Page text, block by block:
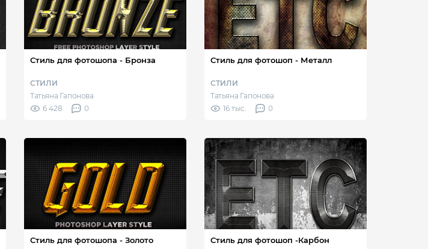
Стиль для фотошопа - Бронза
СТИЛИ
Татьяна Гапонова
6 428
0
Стиль для фотошоп - Металл
СТИЛИ
Татьяна Гапонова
16 тыс.
0
Стиль для фотошопа - Золото Стиль для фотошоп -Карбон